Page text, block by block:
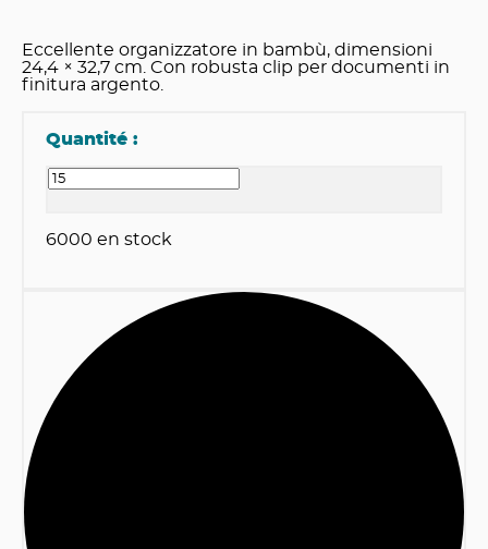
Eccellente organizzatore in bambù, dimensioni
24,4 × 32,7 cm. Con robusta clip per documenti in
finitura argento.
Quantité :
6000 en stock